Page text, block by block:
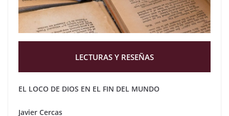
LECTURAS Y RESEÑAS
EL LOCO DE DIOS EN EL FIN DEL MUNDO
Javier Cercas